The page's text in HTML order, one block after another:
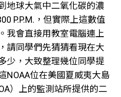
地球大氣中二氧化碳的濃
P.P.M.，但實際上這數值
我會直接用教室電腦連上
請同學們先猜猜看現在大
少，大致整理幾位同學提
NOAA位在美國夏威夷大島
）上的監測站所提供的二